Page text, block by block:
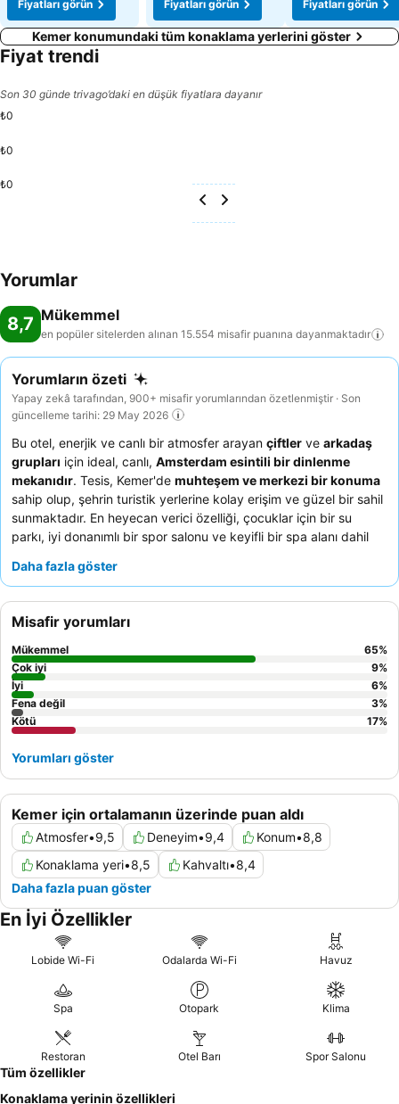
Fiyatları görün
Fiyatları görün Fiyatları görün
Kemer konumundaki tüm konaklama yerlerini göster
Fiyat trendi
Son 30 günde trivago’daki en düşük fiyatlara dayanır
₺0
₺0
₺0
Yorumlar
8,7 Mükemmel
en popüler sitelerden alınan 15.554 misafir puanına dayanmaktadır
Yorumların özeti
Yapay zekâ tarafından, 900+ misafir yorumlarından özetlenmiştir · Son
güncelleme tarihi: 29 May 2026
Bu otel, enerjik ve canlı bir atmosfer arayan çiftler ve arkadaş
grupları için ideal, canlı, Amsterdam esintili bir dinlenme
mekanıdır. Tesis, Kemer'de muhteşem ve merkezi bir konuma
sahip olup, şehrin turistik yerlerine kolay erişim ve güzel bir sahil
sunmaktadır. En heyecan verici özelliği, çocuklar için bir su
parkı, iyi donanımlı bir spor salonu ve keyifli bir spa alanı dahil
ilgili personelive temalı günler ile pide ve lahmacun gibi yerel
büfelerini
bahçeye bakan bir oda talep etmeyi düşünebilirsiniz.
Daha fazla göster
Kemer için ortalamanın üzerinde puan aldı
Atmosfer•9,5 Deneyim•9,4 Konum•8,8
Konaklama yeri•8,5 Kahvaltı•8,4
Daha fazla puan göster
Misafir yorumları
Mükemmel 65%
Çok iyi
9%
İyi
6%
Fena değil
3%
Kötü
17%
Yorumları göster
En İyi Özellikler
Lobide Wi-Fi Odalarda Wi-Fi Havuz
Spa Otopark Klima
Restoran Otel Barı Spor Salonu
Tüm özellikler
Konaklama yerinin özellikleri